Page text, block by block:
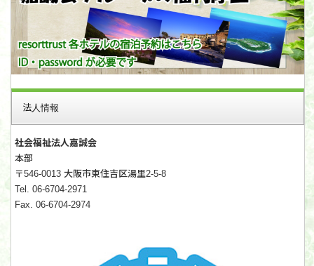
法人情報
社会福祉法人嘉誠会
本部
〒546-0013 大阪市東住吉区湯里2-5-8
Tel. 06-6704-2971
Fax. 06-6704-2974